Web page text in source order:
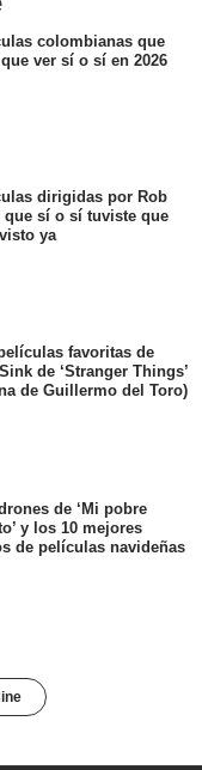
colombianas que
ver sí o sí en 2026
dirigidas por Rob
que sí o sí tuviste que
ya
favoritas de
de ‘Stranger Things’
de Guillermo del Toro)
de ‘Mi pobre
y los 10 mejores
de películas navideñas